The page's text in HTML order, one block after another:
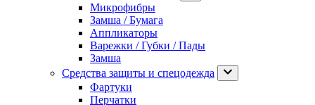
Микрофибры
Замша / Бумага
Аппликаторы
Варежки / Губки / Пады
Замша
Средства защиты и спецодежда
Фартуки
Перчатки